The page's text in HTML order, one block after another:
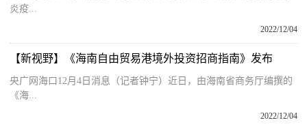
炎疫...
2022/12/04
【新视野】《海南自由贸易港境外投资招商指南》发布
央广网海口12月4日消息（记者钟宁）近日，由海南省商务厅编撰的
《海...
2022/12/04